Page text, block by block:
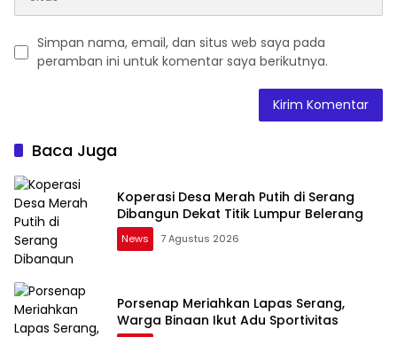
Simpan nama, email, dan situs web saya pada
peramban ini untuk komentar saya berikutnya.
Baca Juga
Koperasi Desa Merah Putih di Serang
Dibangun Dekat Titik Lumpur Belerang
News 7 Agustus 2026
Porsenap Meriahkan Lapas Serang,
Warga Binaan Ikut Adu Sportivitas